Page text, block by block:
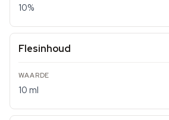
10%
Flesinhoud
10 ml